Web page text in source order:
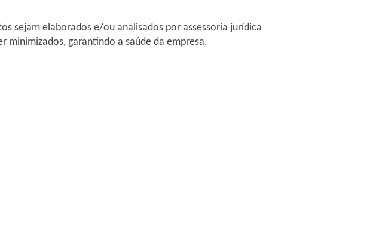
sejam elaborados e/ou analisados por assessoria jurídica
minimizados, garantindo a saúde da empresa.